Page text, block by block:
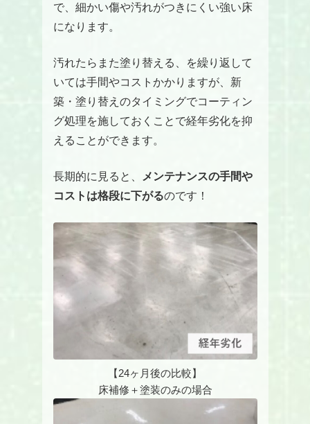
で、細かい傷や汚れがつきにくい強い床
になります。
汚れたらまた塗り替える、を繰り返して
いては手間やコストかかりますが、新
築・塗り替えのタイミングでコーティン
グ処理を施しておくことで経年劣化を抑
えることができます。
⻑期的に見ると、
メンテナンスの手間や
コストは格段に下がるのです！
【24ヶ月後の比較】
床補修＋塗装のみの場合